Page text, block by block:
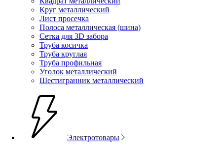
Круг металлический
Лист просечка
Полоса металлическая (шина)
Сетка для 3D забора
Труба косичка
Труба круглая
Труба профильная
Уголок металлический
Шестигранник металлический
Электротовары